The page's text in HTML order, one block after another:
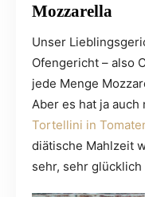
Mozzarella
Unser
Ofengericht – also
jede Menge
Aber es hat ja auch
Tortellini in
diätische Mahlzeit
sehr, sehr glücklich